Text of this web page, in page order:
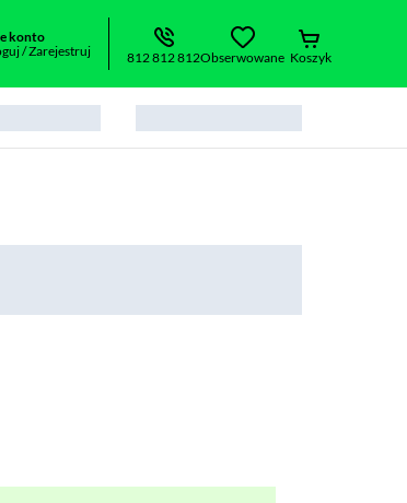
konto
/ Zarejestruj
812 812 812Obserwowane Koszyk